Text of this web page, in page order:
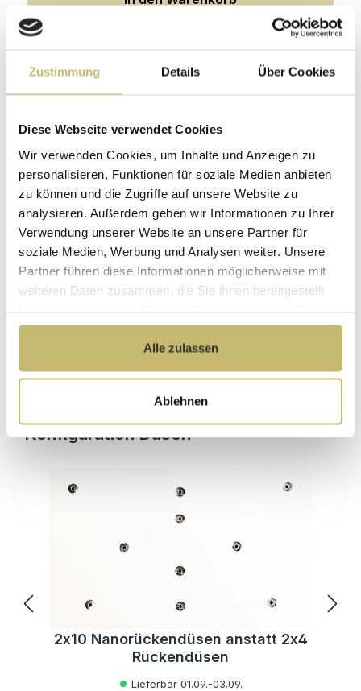
Zustimmung Details Über Cookies
Diese Webseite verwendet Cookies
Wir verwenden Cookies, um Inhalte und Anzeigen zu
personalisieren, Funktionen für soziale Medien anbieten
zu können und die Zugriffe auf unsere Website zu
analysieren. Außerdem geben wir Informationen zu Ihrer
Verwendung unserer Website an unsere Partner für
soziale Medien, Werbung und Analysen weiter. Unsere
Partner führen diese Informationen möglicherweise mit
weiteren Daten zusammen, die Sie ihnen bereitgestellt
gesammelt haben.
Alle zulassen
Ablehnen
Tausch auf Koller Niedrigenergie
Wasserpumpe
Lieferbar 01.09.-03.09.
In den Warenkorb
Produktgalerie überspringen
Konfiguration Düsen
2x10 Nanorückendüsen anstatt 2x4
Rückendüsen
Lieferbar 01.09.-03.09.